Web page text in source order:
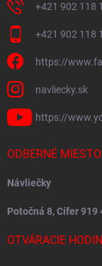
+421 902 118
+421 902 118
https://
navliecky.sk
https://
ODBERNÉ MIESTO
Návliečky
Potočná 8, Cífer 919
OTVÁRACIE